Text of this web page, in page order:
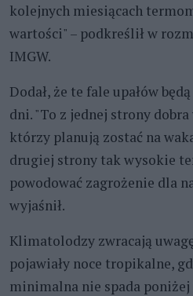
kolejnych miesiącach
wartości" – podkreślił w
IMGW.
Dodał, że te fale upałów
dni. "To z jednej strony
którzy planują zostać na
drugiej strony tak wysokie
powodować zagrożenie dla
wyjaśnił.
Klimatolodzy zwracają
pojawiały noce tropikalne,
minimalna nie spada poniżej